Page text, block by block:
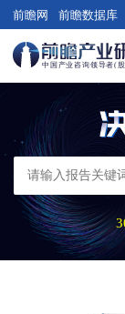
前瞻网 前瞻数据库